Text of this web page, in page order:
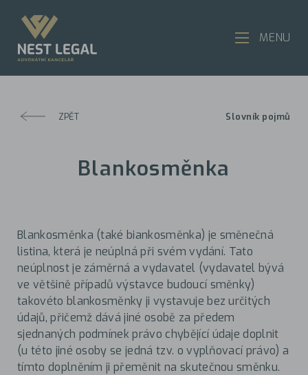
ZPĚT Slovník pojmů
Blankosměnka
Blankosměnka (také biankosměnka) je směnečná
listina, která je neúplná při svém vydání. Tato
neúplnost je záměrná a vydavatel (vydavatel bývá
ve většině případů výstavce budoucí směnky)
takovéto blankosměnky ji vystavuje bez určitých
údajů, přičemž dává jiné osobě za předem
sjednaných podmínek právo chybějící údaje doplnit
(u této jiné osoby se jedná tzv. o vyplňovací právo) a
tímto doplněním ji přeměnit na skutečnou směnku.
MENU